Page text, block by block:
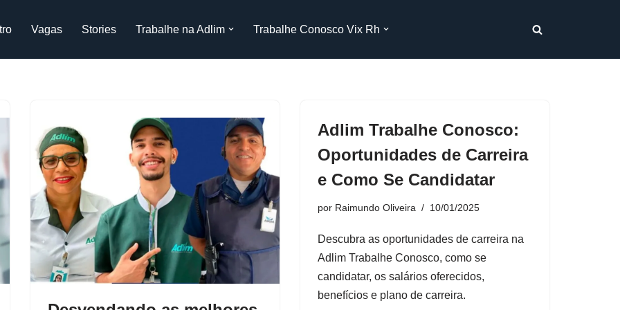
Vagas Stories Trabalhe na Adlim Trabalhe Conosco Vix Rh
Adlim Trabalhe Conosco:
Oportunidades de Carreira
e Como Se Candidatar
por Raimundo Oliveira 10/01/2025
Descubra as oportunidades de carreira na
Adlim Trabalhe Conosco, como se
candidatar, os salários oferecidos,
benefícios e plano de carreira.